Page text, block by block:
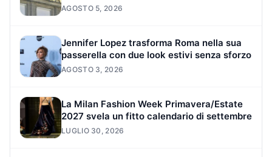
AGOSTO 5, 2026
Jennifer Lopez trasforma Roma nella sua
passerella con due look estivi senza sforzo
AGOSTO 3, 2026
La Milan Fashion Week Primavera/Estate
2027 svela un fitto calendario di settembre
LUGLIO 30, 2026